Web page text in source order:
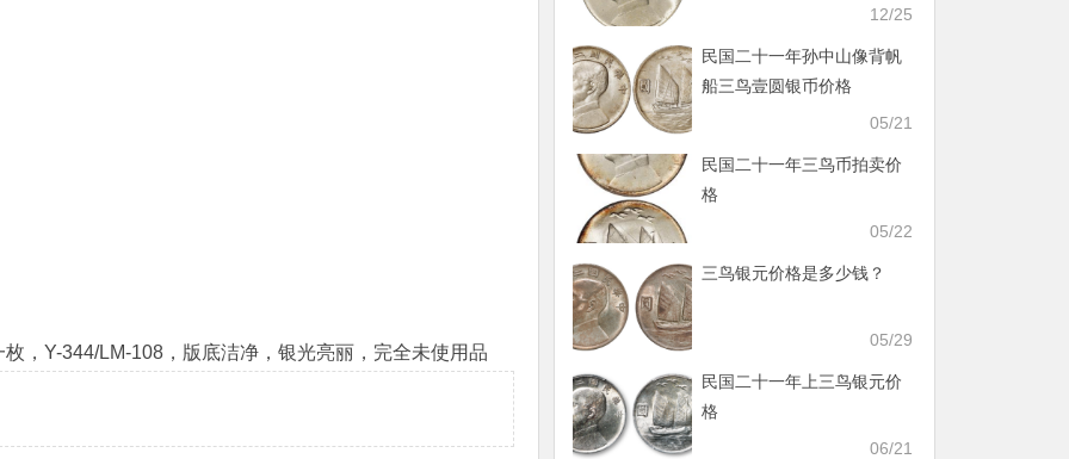
，Y-344/LM-108，版底洁净，银光亮丽，完全未使用品
12/25
民国二十一年孙中山像背帆
船三鸟壹圆银币价格
05/21
民国二十一年三鸟币拍卖价
格
05/22
三鸟银元价格是多少钱？
05/29
民国二十一年上三鸟银元价
格
06/21